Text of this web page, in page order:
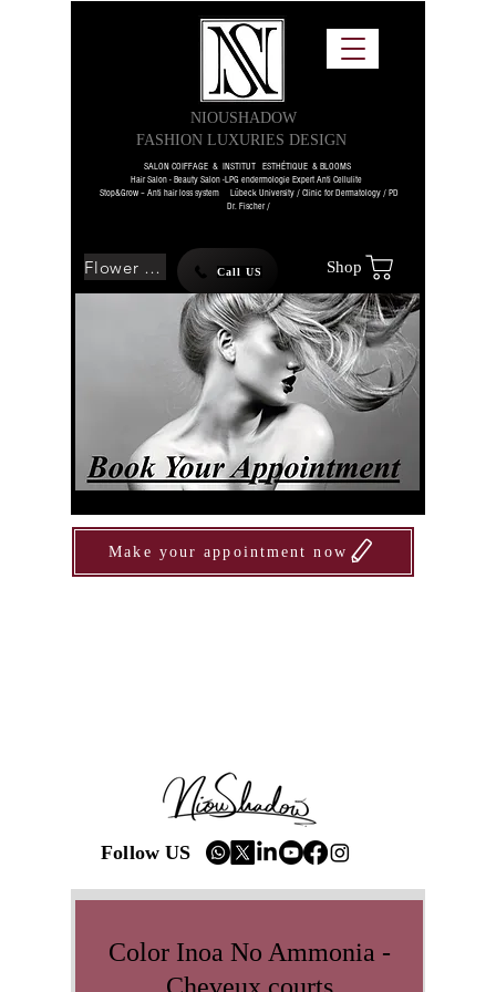
NIOUSHADOW
FASHION LUXURIES DESIGN
Shop
Call US
Flower SHOP
SALON COIFFAGE & INSTITUT ESTHÉTIQUE & BLOOMS
Hair Salon - Beauty Salon -LPG endermologie Expert Anti Cellulite
Stop&Grow – Anti hair loss system Lübeck University / Clinic for Dermatology / PD
Dr. Fischer /
Make your appointment now
Follow US
Color Inoa No Ammonia -